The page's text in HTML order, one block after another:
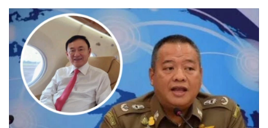
• Green Innovation & SD
•
Management & HR
• MGR Live
Infographic
การเมือง
ท่องเที่ยว
•